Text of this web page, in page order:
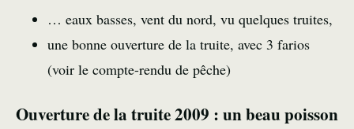
… eaux basses, vent du nord, vu quelques truites,
une bonne ouverture de la truite, avec 3 farios
(voir le compte-rendu de pêche)
Ouverture de la truite 2009 : un beau poisson